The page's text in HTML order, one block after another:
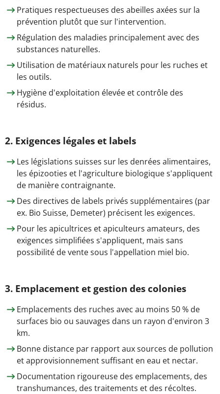
Pratiques respectueuses des abeilles axées sur la
prévention plutôt que sur l'intervention.
Régulation des maladies principalement avec des
substances naturelles.
Utilisation de matériaux naturels pour les ruches et
les outils.
Hygiène d'exploitation élevée et contrôle des
résidus.
2. Exigences légales et labels
Les législations suisses sur les denrées alimentaires,
les épizooties et l'agriculture biologique s'appliquent
de manière contraignante.
Des directives de labels privés supplémentaires (par
ex. Bio Suisse, Demeter) précisent les exigences.
Pour les apicultrices et apiculteurs amateurs, des
exigences simplifiées s'appliquent, mais sans
possibilité de vente sous l'appellation miel bio.
3. Emplacement et gestion des colonies
Emplacements des ruches avec au moins 50 % de
surfaces bio ou sauvages dans un rayon d'environ 3
km.
Bonne distance par rapport aux sources de pollution
et approvisionnement suffisant en eau et nectar.
Documentation rigoureuse des emplacements, des
transhumances, des traitements et des récoltes.